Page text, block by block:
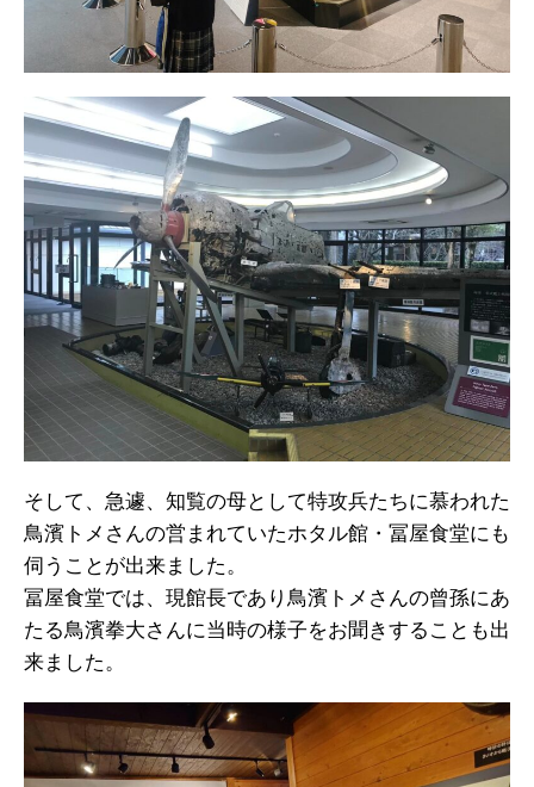
そして、急遽、知覧の母として特攻兵たちに慕われた
鳥濱トメさんの営まれていたホタル館・冨屋食堂にも
伺うことが出来ました。
冨屋食堂では、現館長であり鳥濱トメさんの曾孫にあ
たる鳥濱拳大さんに当時の様子をお聞きすることも出
来ました。